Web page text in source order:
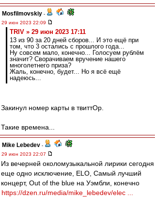
Mosfilmovskiy -
29 июн 2023 22:09
TRIV » 29 июн 2023 17:11
13 из 90 за 20 дней сборов... И это ещё при
том, что 3 остались с прошлого года...
Ну совсем мало, конечно... Голосуем рублём
значит? Сворачиваем вручение нашего
многолетнего приза?
Жаль, конечно, будет... Но я всё ещё
надеюсь...
Закинул номер карты в твиттОр.
Такие времена...
Mike Lebedev -
29 июн 2023 22:07
Из вечерней околомузыкальной лирики сегодня
еще одно исключение, ELO, Самый лучший
концерт, Out of the blue на Уэмбли, конечно
https://dzen.ru/media/mike_lebedev/elec ...